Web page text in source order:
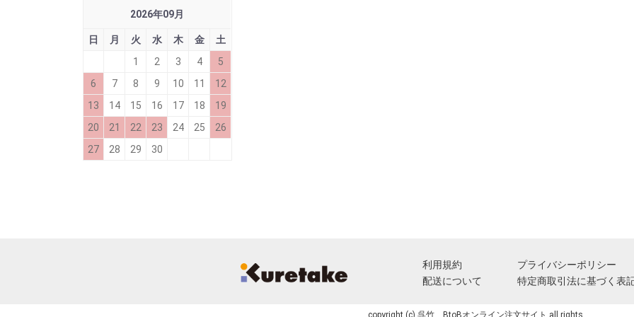
2026年09月
日 月 火 水 木 金
土
1
2 3 4
5
6
7 8 9 10 11
12
13
14 15 16 17 18
19
20
21 22 23 24 25
26
27
28 29 30
利用規約
配送について
プライバシーポリシー
特定商取引法に基づく表
copyright (c) 呉竹 BtoBオンライン注文サイト all rights